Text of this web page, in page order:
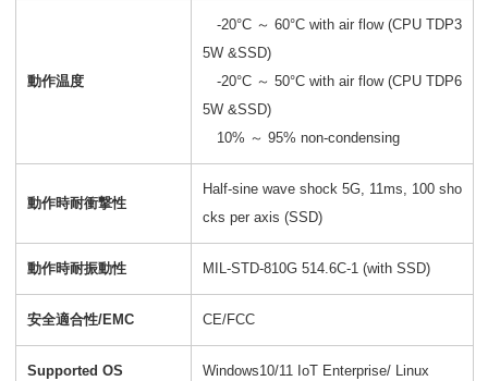
動作温度
-20°C ～ 60°C with air flow (CPU TDP3
5W &SSD)
-20°C ～ 50°C with air flow (CPU TDP6
5W &SSD)
10% ～ 95% non-condensing
動作時耐衝撃性
Half-sine wave shock 5G, 11ms, 100 sho
cks per axis (SSD)
動作時耐振動性 MIL-STD-810G 514.6C-1 (with SSD)
安全適合性/EMC CE/FCC
Supported OS Windows10/11 IoT Enterprise/ Linux